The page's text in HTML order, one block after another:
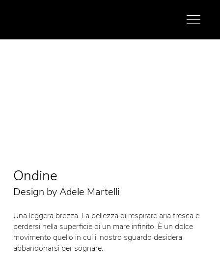
Ondine
Design by Adele Martelli
Una leggera brezza. La bellezza di respirare aria fresca e
perdersi nella superficie di un mare infinito. È un dolce
movimento quello in cui il nostro sguardo desidera
abbandonarsi per sognare.